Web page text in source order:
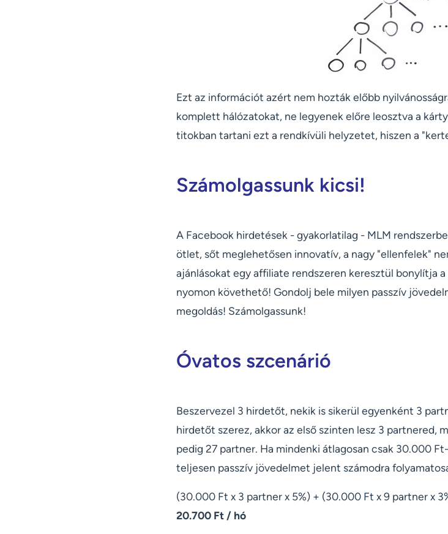
Ezt az információt azért nem hozták előbb
komplett hálózatokat, ne legyenek előre leosztva a
titokban tartani ezt a rendkívüli helyzetet, hiszen a
Számolgassunk kicsi!
A Facebook hirdetések - gyakorlatilag - MLM
ötlet, sőt meglehetősen innovatív, a nagy "ellenfelek"
ajánlásokat egy affiliate rendszeren keresztül bonylítja
nyomon követhető! Gondolj bele milyen passzív
megoldás! Számolgassunk!
Óvatos szcenárió
Beszervezel 3 hirdetőt, nekik is sikerül egyenként 3
hirdetőt szerez, akkor az első szinten lesz 3 partnered,
pedig 27 partner. Ha mindenki átlagosan csak 30.000
teljesen passzív jövedelmet jelent számodra
(30.000 Ft x 3 partner x 5%) + (30.000 Ft x 9 partner x
20.700 Ft / hó